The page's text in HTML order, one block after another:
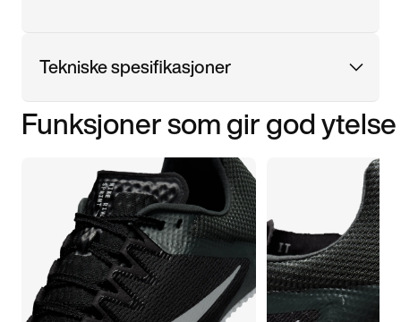
Tekniske spesifikasjoner
Funksjoner som gir god ytelse